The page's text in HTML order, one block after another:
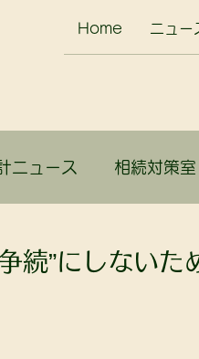
Home ニュー
ニュース 相続対策室
続”にしないた